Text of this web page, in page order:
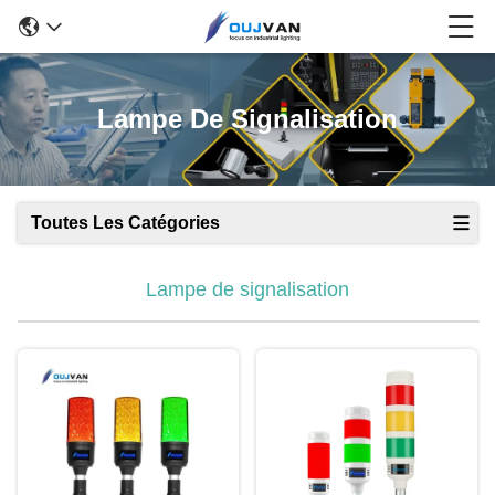
Lampe De Signalisation
Toutes Les Catégories
Lampe de signalisation